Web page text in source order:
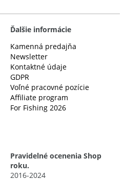
Ďalšie informácie
Kamenná predajňa
Newsletter
Kontaktné údaje
GDPR
Voľné pracovné pozície
Affiliate program
For Fishing 2026
Pravidelné ocenenia Shop
roku.
2016-2024